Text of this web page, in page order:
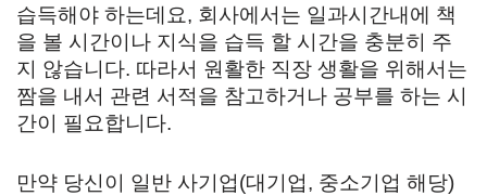
습득해야 하는데요, 회사에서는 일과시간내에 책
을 볼 시간이나 지식을 습득 할 시간을 충분히 주
지 않습니다. 따라서 원활한 직장 생활을 위해서는
짬을 내서 관련 서적을 참고하거나 공부를 하는 시
간이 필요합니다.
만약 당신이 일반 사기업(대기업, 중소기업 해당)